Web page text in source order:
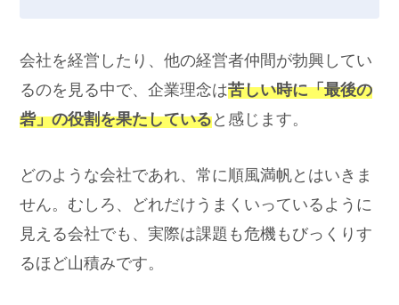
会社を経営したり、他の経営者仲間が勃興してい
るのを見る中で、企業理念は苦しい時に「最後の
砦」の役割を果たしていると感じます。
どのような会社であれ、常に順風満帆とはいきま
せん。むしろ、どれだけうまくいっているように
見える会社でも、実際は課題も危機もびっくりす
るほど山積みです。